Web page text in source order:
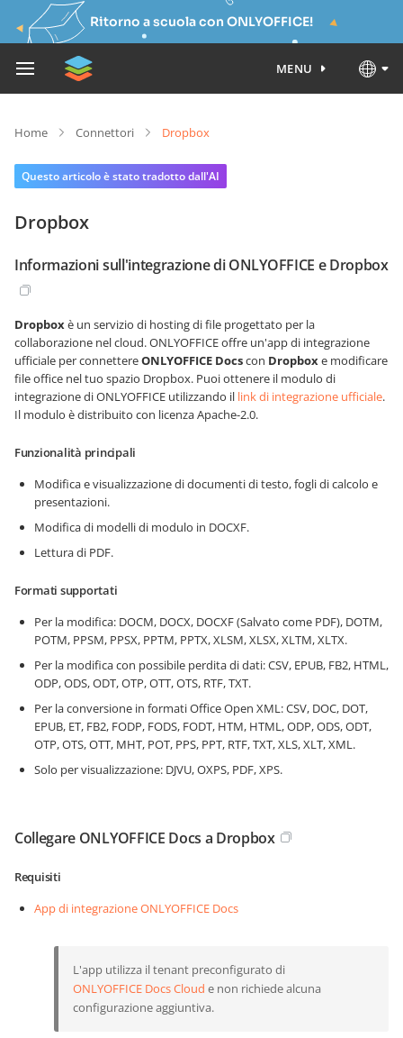
Ritorno a scuola con ONLYOFFICE!
MENU
Home Connettori Dropbox
Questo articolo è stato tradotto dall'AI
Dropbox
Informazioni sull'integrazione di ONLYOFFICE e Dropbox
Dropboxè un servizio di hosting di file progettato per la
collaborazione nel cloud. ONLYOFFICE offre un'app di integrazione
ufficiale per connettereONLYOFFICE Docscon Dropboxe modificare
file office nel tuo spazio Dropbox. Puoi ottenere il modulo di
integrazione di ONLYOFFICE utilizzando il link di integrazione ufficiale.
Il modulo è distribuito con licenza Apache-2.0.
Funzionalità principali
Modifica e visualizzazione di documenti di testo, fogli di calcolo e
presentazioni.
Modifica di modelli di modulo in DOCXF.
Lettura di PDF.
Formati supportati
Per la modifica: DOCM, DOCX, DOCXF (Salvato come PDF), DOTM,
POTM, PPSM, PPSX, PPTM, PPTX, XLSM, XLSX, XLTM, XLTX.
Per la modifica con possibile perdita di dati: CSV, EPUB, FB2, HTML,
ODP, ODS, ODT, OTP, OTT, OTS, RTF, TXT.
Per la conversione in formati Office Open XML: CSV, DOC, DOT,
EPUB, ET, FB2, FODP, FODS, FODT, HTM, HTML, ODP, ODS, ODT,
OTP, OTS, OTT, MHT, POT, PPS, PPT, RTF, TXT, XLS, XLT, XML.
Solo per visualizzazione: DJVU, OXPS, PDF, XPS.
Collegare ONLYOFFICE Docs a Dropbox
Requisiti
App di integrazione ONLYOFFICE Docs
L'app utilizza il tenant preconfigurato di
ONLYOFFICE Docs Cloud e non richiede alcuna
configurazione aggiuntiva.